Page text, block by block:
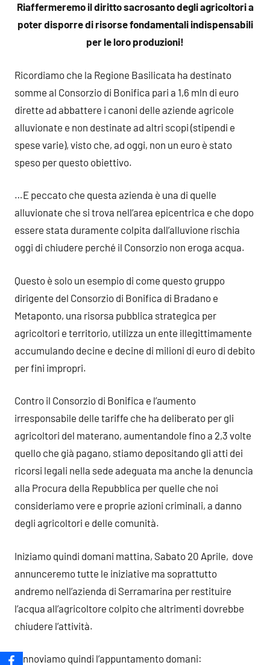
Riaffermeremo il diritto sacrosanto degli agricoltori a
poter disporre di risorse fondamentali indispensabili
per le loro produzioni!
Ricordiamo che la Regione Basilicata ha destinato
somme al Consorzio di Bonifica pari a 1,6 mln di euro
dirette ad abbattere i canoni delle aziende agricole
alluvionate e non destinate ad altri scopi (stipendi e
spese varie), visto che, ad oggi, non un euro è stato
speso per questo obiettivo.
…E peccato che questa azienda è una di quelle
alluvionate che si trova nell’area epicentrica e che dopo
essere stata duramente colpita dall’alluvione rischia
oggi di chiudere perché il Consorzio non eroga acqua.
Questo è solo un esempio di come questo gruppo
dirigente del Consorzio di Bonifica di Bradano e
Metaponto, una risorsa pubblica strategica per
agricoltori e territorio, utilizza un ente illegittimamente
accumulando decine e decine di milioni di euro di debito
per fini impropri.
Contro il Consorzio di Bonifica e l’aumento
irresponsabile delle tariffe che ha deliberato per gli
agricoltori del materano, aumentandole fino a 2,3 volte
quello che già pagano, stiamo depositando gli atti dei
ricorsi legali nella sede adeguata ma anche la denuncia
alla Procura della Repubblica per quelle che noi
consideriamo vere e proprie azioni criminali, a danno
degli agricoltori e delle comunità.
Iniziamo quindi domani mattina, Sabato 20 Aprile, dove
annunceremo tutte le iniziative ma soprattutto
andremo nell’azienda di Serramarina per restituire
l’acqua all’agricoltore colpito che altrimenti dovrebbe
chiudere l’attività.
Rinnoviamo quindi l’appuntamento domani: